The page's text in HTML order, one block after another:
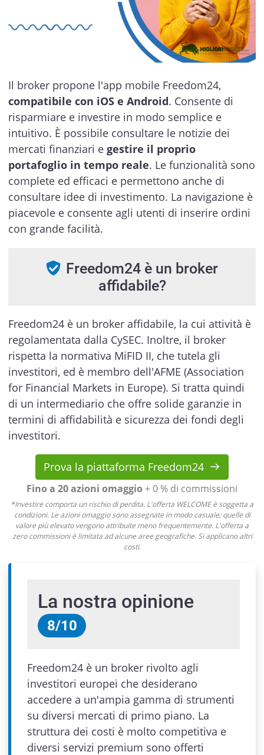
Il broker propone l'app mobile Freedom24,
compatibile con iOS e Android. Consente di
risparmiare e investire in modo semplice e
intuitivo. È possibile consultare le notizie dei
mercati finanziari e gestire il proprio
portafoglio in tempo reale. Le funzionalità sono
complete ed efficaci e permettono anche di
consultare idee di investimento. La navigazione è
piacevole e consente agli utenti di inserire ordini
con grande facilità.
Freedom24 è un broker
affidabile?
Freedom24 è un broker affidabile, la cui attività è
regolamentata dalla CySEC. Inoltre, il broker
rispetta la normativa MiFID II, che tutela gli
investitori, ed è membro dell'AFME (Association
for Financial Markets in Europe). Si tratta quindi
di un intermediario che offre solide garanzie in
termini di affidabilità e sicurezza dei fondi degli
investitori.
Prova la piattaforma Freedom24
Fino a 20 azioni omaggio + 0 % di commissioni
*Investire comporta un rischio di perdita. L'offerta WELCOME è soggetta a
condizioni. Le azioni omaggio sono assegnate in modo casuale; quelle di
valore più elevato vengono attribuite meno frequentemente. L'offerta a
zero commissioni è limitata ad alcune aree geografiche. Si applicano altri
costi.
La nostra opinione
8/10
Freedom24 è un broker rivolto agli
investitori europei che desiderano
accedere a un'ampia gamma di strumenti
su diversi mercati di primo piano. La
struttura dei costi è molto competitiva e
diversi servizi premium sono offerti